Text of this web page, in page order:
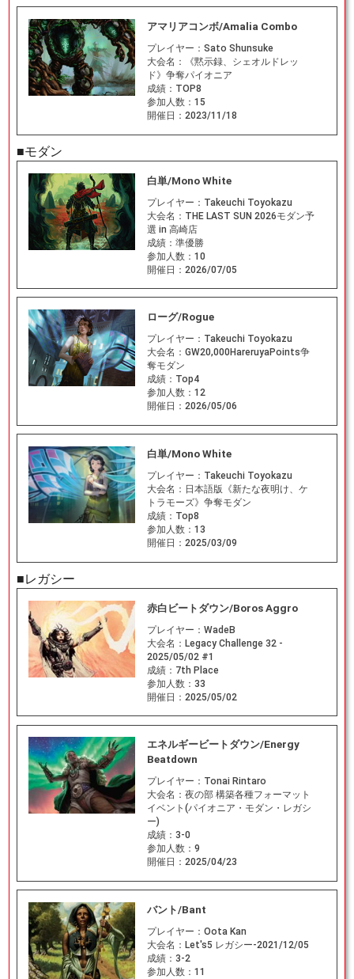
アマリアコンボ/Amalia Combo
プレイヤー： Sato Shunsuke
大会名：
《黙示録、シェオルドレッ
ド》争奪パイオニア
成績： TOP8
参加人数： 15
開催日： 2023/11/18
■モダン
白単/Mono White
プレイヤー： Takeuchi Toyokazu
大会名： THE LAST SUN 2026モダン予
選 in 高崎店
成績： 準優勝
参加人数： 10
開催日： 2026/07/05
ローグ/Rogue
プレイヤー： Takeuchi Toyokazu
大会名： GW20,000HareruyaPoints争
奪モダン
成績： Top4
参加人数： 12
開催日： 2026/05/06
白単/Mono White
プレイヤー： Takeuchi Toyokazu
大会名： 日本語版《新たな夜明け、ケ
トラモーズ》争奪モダン
成績： Top8
参加人数： 13
開催日： 2025/03/09
■レガシー
赤白ビートダウン/Boros Aggro
プレイヤー： WadeB
大会名： Legacy Challenge 32 -
2025/05/02 #1
成績： 7th Place
参加人数： 33
開催日： 2025/05/02
エネルギービートダウン/Energy
Beatdown
プレイヤー： Tonai Rintaro
大会名： 夜の部 構築各種フォーマット
イベント(パイオニア・モダン・レガシ
ー)
成績： 3-0
参加人数： 9
開催日： 2025/04/23
バント/Bant
プレイヤー： Oota Kan
大会名： Let's5 レガシー-2021/12/05
成績： 3-2
参加人数： 11